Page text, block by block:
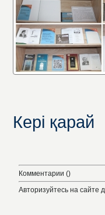
Кері қарай
Комментарии ()
Авторизуйтесь на сайте